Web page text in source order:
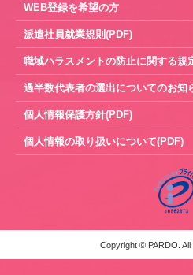
WEB登録を希望の方
派遣社員就業規則(PDF)
職域ハラスメントの防止に関する規
過半数代表者の選出についてのお知
個人情報保護方針(PDF)
個人情報の取り扱いについて(PDF)
Copyright © PARDO. All